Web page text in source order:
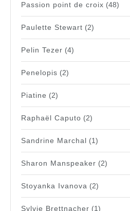
Passion point de croix (48)
Paulette Stewart (2)
Pelin Tezer (4)
Penelopis (2)
Piatine (2)
Raphaël Caputo (2)
Sandrine Marchal (1)
Sharon Manspeaker (2)
Stoyanka Ivanova (2)
Sylvie Brettnacher (1)